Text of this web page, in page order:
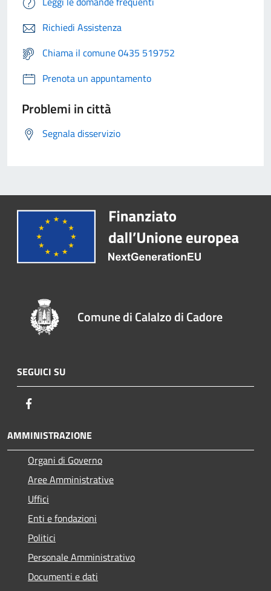
Richiedi Assistenza
Chiama il comune 0435 519752
Prenota un appuntamento
Problemi in città
Segnala disservizio
Comune di Calalzo di Cadore
SEGUICI SU
AMMINISTRAZIONE
Organi di Governo
Aree Amministrative
Uffici
Enti e fondazioni
Politici
Personale Amministrativo
Documenti e dati